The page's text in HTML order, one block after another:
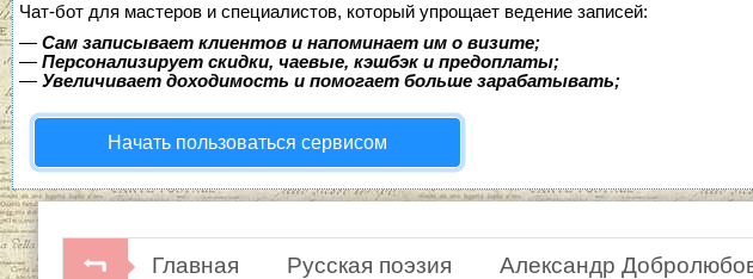
Чат-бот для мастеров и специалистов, который упрощает ведение записей:
— Сам записывает клиентов и напоминает им о визите;
— Персонализирует скидки, чаевые, кэшбэк и предоплаты;
— Увеличивает доходимость и помогает больше зарабатывать;
Начать пользоваться сервисом
Главная Русская поэзия Александр